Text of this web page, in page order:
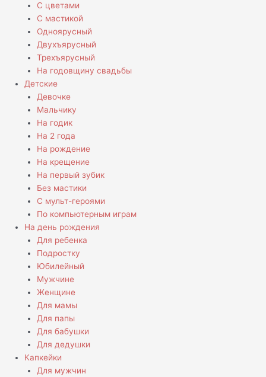
С цветами
С мастикой
Одноярусный
Двухъярусный
Трехъярусный
На годовщину свадьбы
Детские
Девочке
Мальчику
На годик
На 2 года
На рождение
На крещение
На первый зубик
Без мастики
С мульт-героями
По компьютерным играм
На день рождения
Для ребенка
Подростку
Юбилейный
Мужчине
Женщине
Для мамы
Для папы
Для бабушки
Для дедушки
Капкейки
Для мужчин